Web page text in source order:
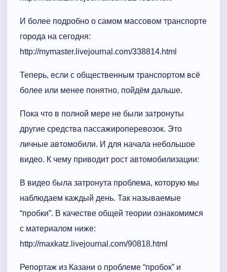
И более подробно о самом массовом транспорте
города на сегодня:
http://mymaster.livejournal.com/338814.html
Теперь, если с общественным транспортом всё
более или менее понятно, пойдём дальше.
Пока что в полной мере не были затронуты
другие средства пассажироперевозок. Это
личные автомобили. И для начала небольшое
видео. К чему приводит рост автомобилизации:
В видео была затронута проблема, которую мы
наблюдаем каждый день. Так называемые
“пробки”. В качестве общей теории ознакомимся
с материалом ниже:
http://maxkatz.livejournal.com/90818.html
Репортаж из Казани о проблеме “пробок” и